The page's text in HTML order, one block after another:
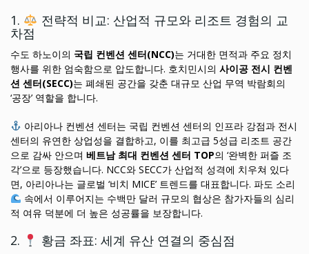
1. 전략적 비교: 산업적 규모와 리조트 경험의 교
차점
수도 하노이의 국립 컨벤션 센터(NCC)는 거대한 면적과 주요 정치
행사를 위한 엄숙함으로 압도합니다. 호치민시의 사이공 전시 컨벤
션 센터(SECC)는 폐쇄된 공간을 갖춘 대규모 산업 무역 박람회의
‘공장’ 역할을 합니다.
아리아나 컨벤션 센터는 국립 컨벤션 센터의 인프라 강점과 전시
센터의 유연한 상업성을 결합하고, 이를 최고급 5성급 리조트 공간
으로 감싸 안으며 베트남 최대 컨벤션 센터 TOP의 ‘완벽한 퍼즐 조
각’으로 등장했습니다. NCC와 SECC가 산업적 성격에 치우쳐 있다
면, 아리아나는 글로벌 ‘비치 MICE’ 트렌드를 대표합니다. 파도 소리
속에서 이루어지는 수백만 달러 규모의 협상은 참가자들의 심리
적 여유 덕분에 더 높은 성공률을 보장합니다.
2. 황금 좌표: 세계 유산 연결의 중심점